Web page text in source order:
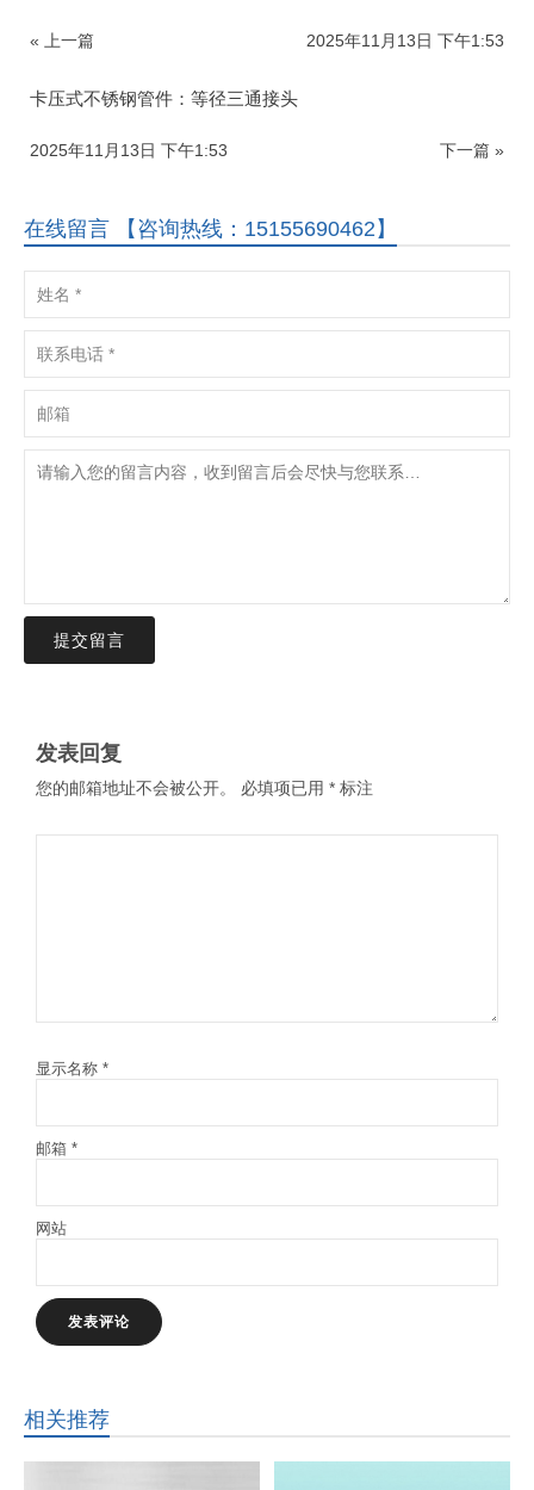
« 上一篇 2025年11月13日 下午1:53
卡压式不锈钢管件：等径三通接头
下一篇 »
2025年11月13日 下午1:53
在线留言 【咨询热线：15155690462】
提交留言
发表回复
您的邮箱地址不会被公开。 必填项已用 * 标注
显示名称 *
邮箱 *
网站
相关推荐